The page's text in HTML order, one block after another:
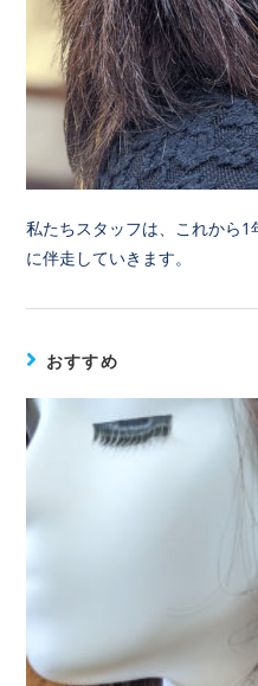
私たちスタッフは、これから
に伴走していきます。
おすすめ